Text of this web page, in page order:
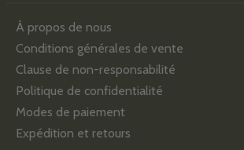
À propos de nous
Conditions générales de vente
Clause de non-responsabilité
Politique de confidentialité
Modes de paiement
Expédition et retours